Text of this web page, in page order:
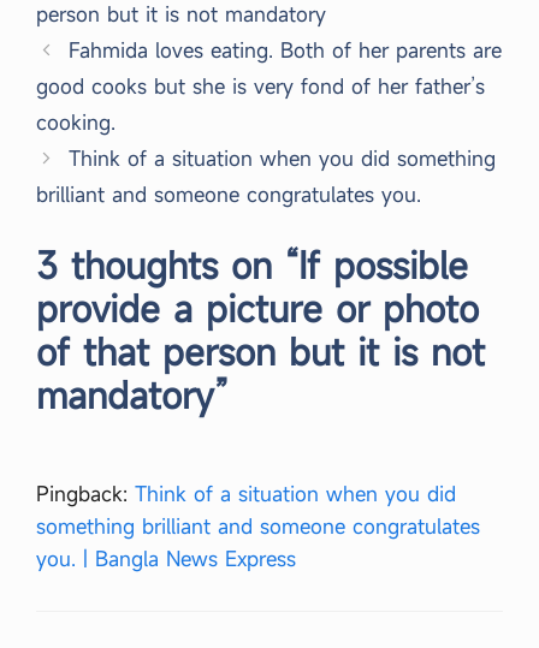
person but it is not mandatory
Fahmida loves eating. Both of her parents are
good cooks but she is very fond of her father’s
cooking.
Think of a situation when you did something
brilliant and someone congratulates you.
3 thoughts on “If possible
provide a picture or photo
of that person but it is not
mandatory”
Pingback: Think of a situation when you did
something brilliant and someone congratulates
you. | Bangla News Express